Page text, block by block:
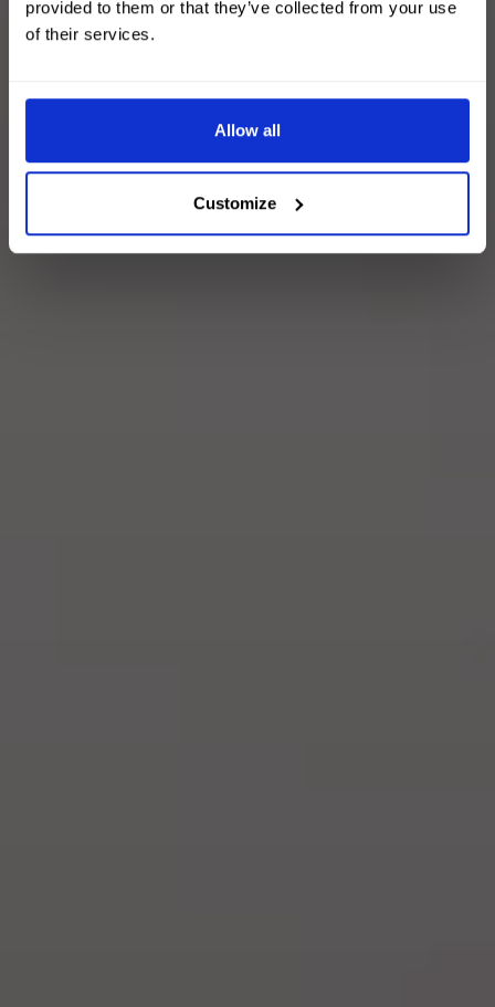
provided to them or that they’ve collected from your use
of their services.
Allow all
Customize